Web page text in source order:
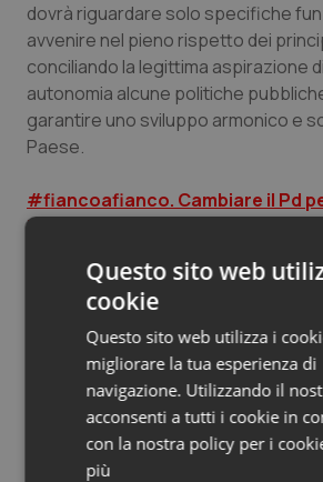
dovrà riguardare solo specifiche
avvenire nel pieno rispetto dei
conciliando la legittima aspirazione
autonomia alcune politiche
garantire uno sviluppo armonico e
Paese.
#fiancoafianco. Cambiare il Pd
l’Italia. La mozione a sostegno di
rimane ancora da valorizzare,
incrementare, tenendo conto del
della salute è in grado di fornire un
non solo al benessere delle persone
all’economia e alla crescita del
della sanità (oltre 715 mila
uno dei fattori fondamentali su
investire: per questo proponiamo
Questo sito web
cookie
Questo sito web utilizza i
migliorare la tua esperienza di
navigazione. Utilizzando il
acconsenti a tutti i cookie in
con la nostra policy per i
più